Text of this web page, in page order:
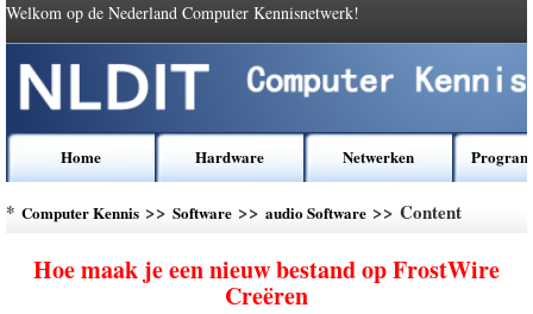
Welkom op de Nederland Computer Kennisnetwerk!
Home Hardware Netwerken
* Computer Kennis >> Software >> audio Software >> Content
Hoe maak je een nieuw bestand op FrostWire
Creëren